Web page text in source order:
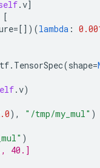
.v]
[
=[])(lambda :
tf. TensorSpec(shape=
.v)
), "/tmp/my_mul" )
)
40.]